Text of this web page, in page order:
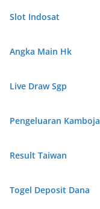
Slot Indosat
Angka Main Hk
Live Draw Sgp
Pengeluaran Kamboja
Result Taiwan
Togel Deposit Dana